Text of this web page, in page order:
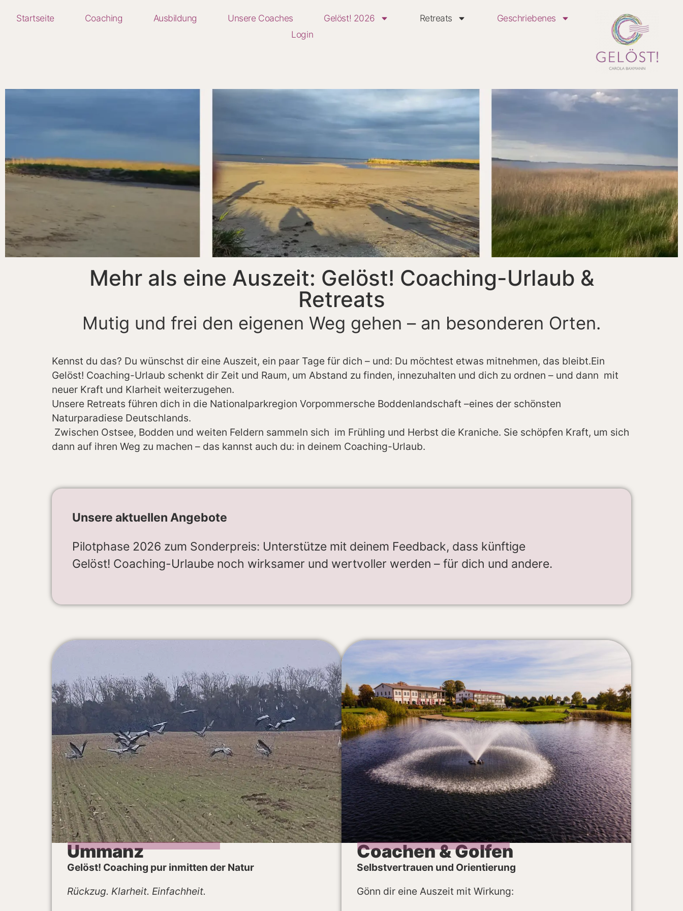
Startseite Coaching Ausbildung Unsere Coaches Gelöst! 2026 Retreats
Geschriebenes
Login
Mehr als eine Auszeit: Gelöst! Coaching-Urlaub &
Retreats
Mutig und frei den eigenen Weg gehen – an besonderen Orten.
Kennst du das? Du wünschst dir eine Auszeit, ein paar Tage für dich – und: Du möchtest etwas mitnehmen, das bleibt.Ein
Gelöst! Coaching-Urlaub schenkt dir Zeit und Raum, um Abstand zu finden, innezuhalten und dich zu ordnen – und dann mit
neuer Kraft und Klarheit weiterzugehen.
Unsere Retreats führen dich in die Nationalparkregion Vorpommersche Boddenlandschaft –eines der schönsten
Naturparadiese Deutschlands.
Zwischen Ostsee, Bodden und weiten Feldern sammeln sich im Frühling und Herbst die Kraniche. Sie schöpfen Kraft, um sich
dann auf ihren Weg zu machen – das kannst auch du: in deinem Coaching-Urlaub.
Unsere aktuellen Angebote
Pilotphase 2026 zum Sonderpreis: Unterstütze mit deinem Feedback, dass künftige
Gelöst! Coaching-Urlaube noch wirksamer und wertvoller werden – für dich und andere.
Ummanz
Gelöst! Coaching pur inmitten der Natur
Rückzug. Klarheit. Einfachheit.
Coachen & Golfen
Selbstvertrauen und Orientierung
Gönn dir eine Auszeit mit Wirkung: